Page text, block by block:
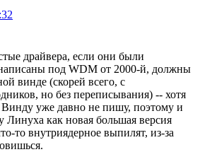
драйвера, если они были
под WDM от 2000-й, должны
винде (скорей всего, с
но без переписывания) -- хотя
уже давно не пишу, поэтому и
Линуха как новая большая версия
то внутриядерное выпилят, из-за